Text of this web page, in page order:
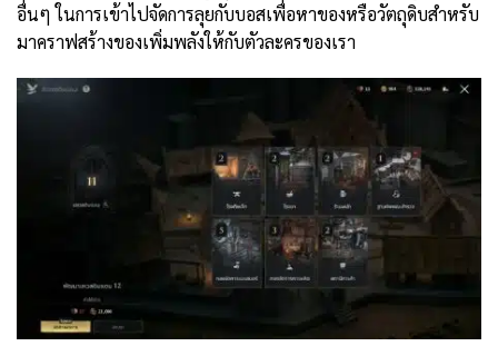
อื่นๆ ในการเข้าไปจัดการลุยกับบอสเพื่อหาของหรือวัตถุดิบสำหรับ
มาคราฟสร้างของเพิ่มพลังให้กับตัวละครของเรา